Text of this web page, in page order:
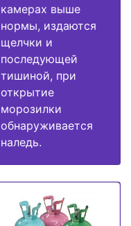
камерах выше
нормы, издаются
щелчки и
последующей
тишиной, при
открытие
морозилки
обнаруживается
наледь.